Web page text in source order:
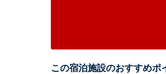
この宿泊施設のおすすめポ